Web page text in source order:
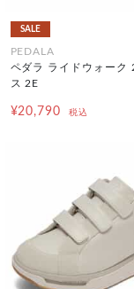
SALE
PEDALA
ペダラ ライドウォーク
ス 2E
¥20,790 税込